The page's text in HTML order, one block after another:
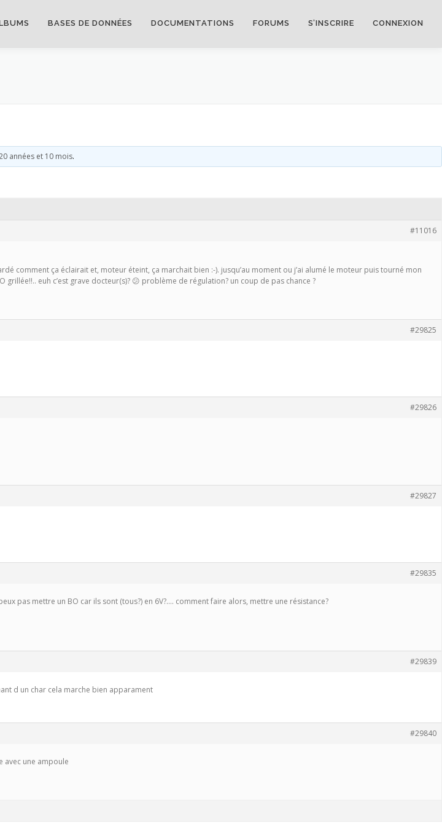
BASES DE DONNÉES DOCUMENTATIONS FORUMS S’INSCRIRE CONNEXION
années et 10 mois.
#11016
comment ça éclairait et, moteur éteint, ça marchait bien :-). jusqu’au moment ou j’ai alumé le moteur puis tourné mon
euh c’est grave docteur(s)? 😕 problème de régulation? un coup de pas chance ?
#29825
#29826
#29827
#29835
pas mettre un BO car ils sont (tous?) en 6V?…. comment faire alors, mettre une résistance?
#29839
d un char cela marche bien apparament
#29840
avec une ampoule